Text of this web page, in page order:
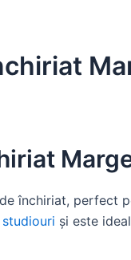
închiriat, perfect
și este